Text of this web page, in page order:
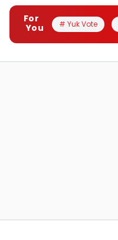
For
You
# Yuk Vote